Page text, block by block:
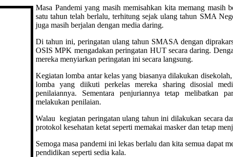
Masa Pandemi yang masih memisahkan kita memang masih
satu tahun telah berlalu, terhitung sejak ulang tahun SMA
juga masih berjalan dengan media daring.
Di tahun ini, peringatan ulang tahun SMASA dengan
OSIS MPK mengadakan peringatan HUT secara daring.
mereka menyiarkan peringatan ini secara langsung.
Kegiatan lomba antar kelas yang biasanya dilakukan
lomba yang diikuti perkelas mereka sharing disosial
penilaiannya. Sementara penjuriannya tetap melibatkan
melakukan penilaian.
Walau kegiatan peringatan ulang tahun ini dilakukan secara
protokol kesehatan ketat seperti memakai masker dan tetap
Semoga masa pandemi ini lekas berlalu dan kita semua dapat
pendidikan seperti sedia kala.